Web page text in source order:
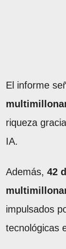
El informe
riqueza
IA.
Además, 42
impulsados
tecnológicas